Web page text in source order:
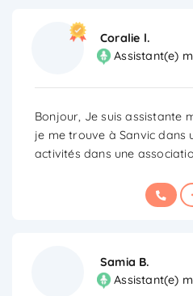
Coralie l.
Assistant(e)
Bonjour, Je suis assistante
je me trouve à Sanvic dans
activités dans une
Samia B.
Assistant(e)